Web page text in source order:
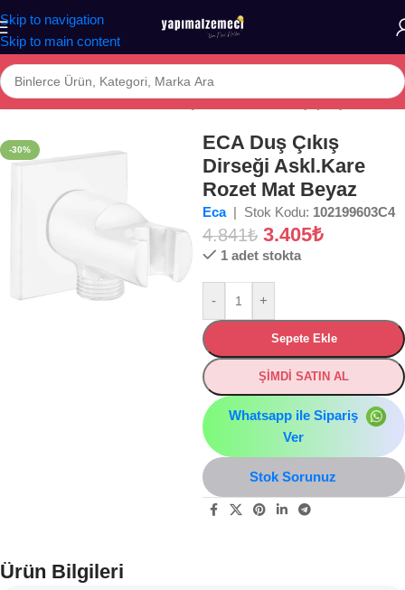
Skip to navigation
Skip to main content
Ana Sayfa/Mağaza/BANYO/DUŞ SİSTEMLERİ/Duş Çıkış Dirseği
-30%
ECA Duş Çıkış
Dirseği Askl.Kare
Rozet Mat Beyaz
Eca | Stok Kodu: 102199603C4
4.841₺ 3.405₺
1 adet stokta
- +
Sepete Ekle
ŞİMDİ SATIN AL
Whatsapp ile Sipariş
Ver
Stok Sorunuz
Ürün Bilgileri